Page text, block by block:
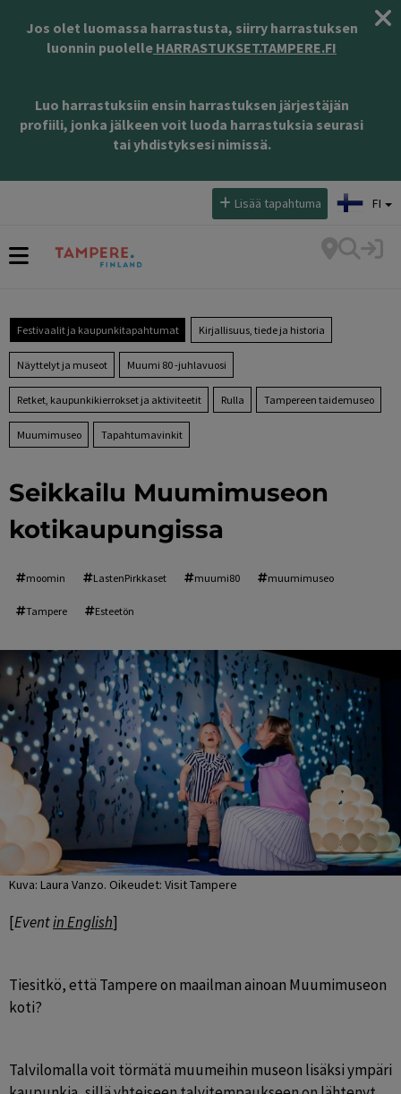
Jos olet luomassa harrastusta, siirry harrastuksen
luonnin puolelle HARRASTUKSET.TAMPERE.FI
Luo harrastuksiin ensin harrastuksen järjestäjän
profiili, jonka jälkeen voit luoda harrastuksia seurasi
tai yhdistyksesi nimissä.
Lisää tapahtuma FI
Festivaalit ja kaupunkitapahtumat Kirjallisuus, tiede ja historia
Näyttelyt ja museot Muumi 80 -juhlavuosi
Retket, kaupunkikierrokset ja aktiviteetit Rulla Tampereen taidemuseo
Muumimuseo Tapahtumavinkit
Seikkailu Muumimuseon
kotikaupungissa
moomin LastenPirkkaset muumi80 muumimuseo
Tampere Esteetön
Kuva: Laura Vanzo. Oikeudet: Visit Tampere
[Event in English]
Tiesitkö, että Tampere on maailman ainoan Muumimuseon
koti?
Talvilomalla voit törmätä muumeihin museon lisäksi ympäri